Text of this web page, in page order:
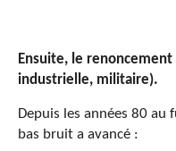
Ensuite, le
industrielle, militaire).
Depuis les années 80 au
bas bruit a avancé :